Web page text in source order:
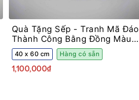
Quà Tặng Sếp -Tranh Mã Đáo
Thành Công Bằng Đồng Màu
Cổ Điển Khung Decor
40 x 60 cm Hàng có sẵn
1,100,000₫